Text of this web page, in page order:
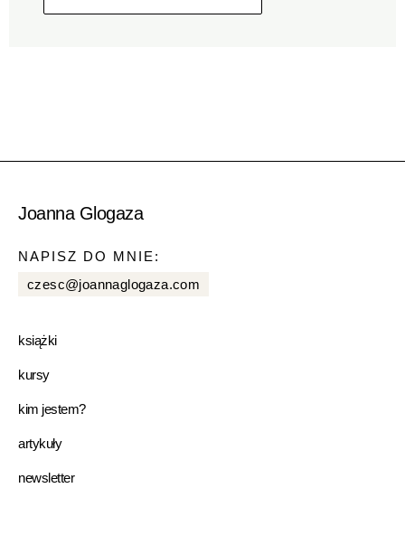
Joanna Glogaza
NAPISZ DO MNIE:
czesc@joannaglogaza.com
książki
kursy
kim jestem?
artykuły
newsletter